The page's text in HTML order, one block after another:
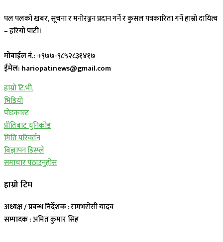
पल पलको खबर, सूचना र मनोरञ्जन प्रदान गर्ने र कुसल पत्रकारिता गर्ने हाम्रो दायित्व
– हरियो पाटी।
मोबाईल नं.: +९७७-९८५२८३१४१७
ईमेल: hariopatinews@gmail.com
हाम्रो टि.भी.
भिडियो
पोडकास्ट
प्रीतिबाट युनिकोड
मिति परिवर्तन
बिज्ञापन डिस्प्ले
समाचार पठाउनुहोस
हाम्रो टिम
अध्यक्ष / प्रबन्ध निर्देशक: रामभरोसी यादव
सम्पादक :अमित कुमार सिह